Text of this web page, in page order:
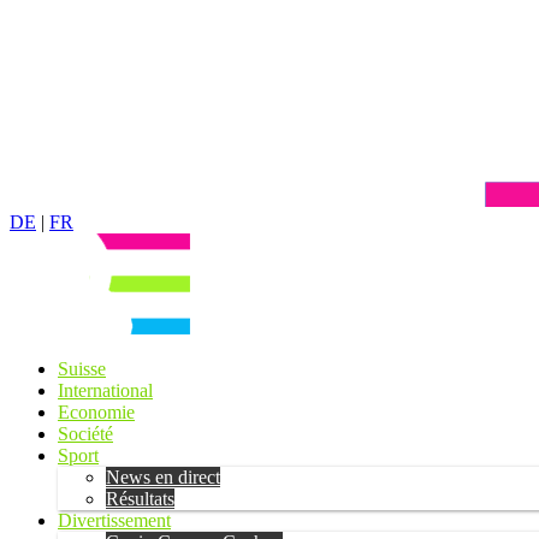
DE | FR
Suisse
International
Economie
Société
Sport
News en direct
Résultats
Divertissement